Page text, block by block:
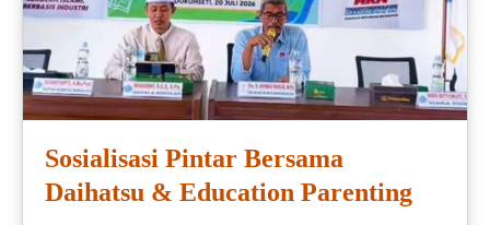
Sosialisasi Pintar Bersama
Daihatsu & Education Parenting